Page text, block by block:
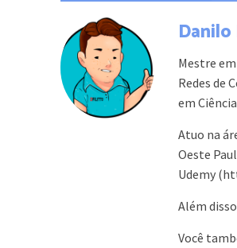
Mestre
Redes de
em
Atuo na
Oeste
Udemy
Além
Você